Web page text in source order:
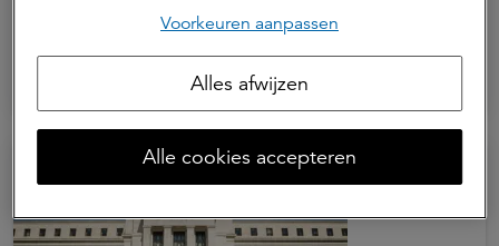
van 2026 hebben vooral beleggers in Aziatische
aandelen en opkomende markten hoge rendementen
Iwan Peters
Senior beleggingsstrateeg
Voorkeuren aanpassen
Alles afwijzen
Alle cookies accepteren